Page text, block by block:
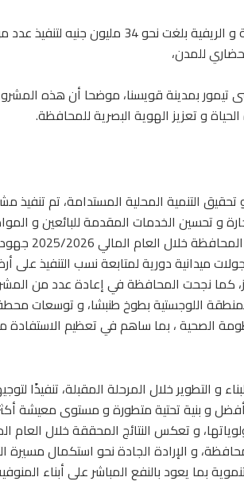
أشار «الغريب»إلى أن استثمارات قطاع التنمية الحضارية و
للمدن،
بمدينة قويسنا، موضحا أن هذه
و تعزيز الهوية البصرية للمحافظة.
التنمية المحلية المستدامة، تم
و تحسين الخدمات المقدمة للبائعين و
ميدانية مستمرة لإنهاء
ميدانية دورية لمتابعة نسب التنفيذ على
كما نجحت المحافظة في إعادة عدد من
اللوجستية بطوخ طنبشا، و توسعات
الصحية ، بما ساهم في تعظيم الاستفادة
و التطوير خلال المرحلة المقبلة، تنفيذًا
و بنية تحتية متطورة و مستوى معيشة
و الإرادة الجادة نحو استكمال مسيرة
بما يعود بالنفع المباشر على أبناء